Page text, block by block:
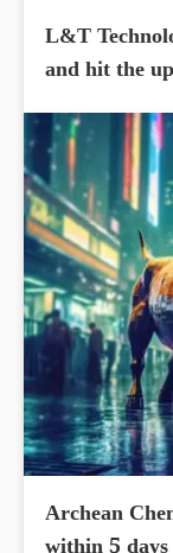
L&T
and hit the
Archean